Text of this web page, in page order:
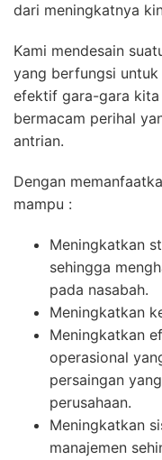
dari meningkatnya
Kami mendesain
yang berfungsi
efektif gara-gara
bermacam perihal
antrian.
Dengan
mampu :
Meningkatkan
sehingga
pada nasabah.
Meningkatkan
Meningkatkan
operasional
persaingan
perusahaan.
Meningkatkan
manajemen